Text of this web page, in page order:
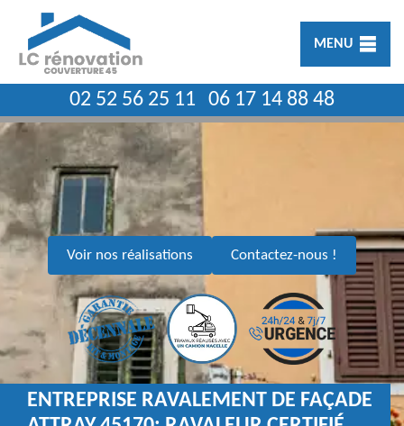
MENU
02 52 56 25 11 06 17 14 88 48
Voir nos réalisations Contactez-nous !
ENTREPRISE RAVALEMENT DE FAÇADE